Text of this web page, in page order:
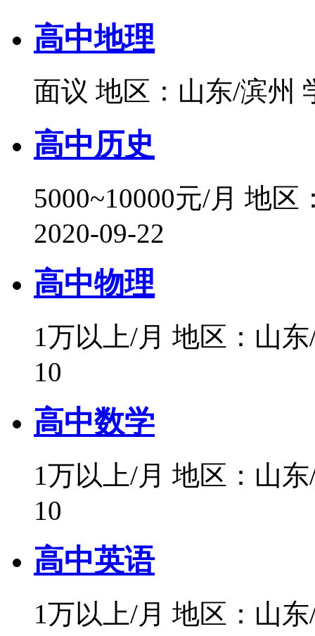
高中地理
面议 地区：山东/滨州
高中历史
5000~10000元/月 地区
2020-09-22
高中物理
1万以上/月 地区：山
10
高中数学
1万以上/月 地区：山
10
高中英语
1万以上/月 地区：山